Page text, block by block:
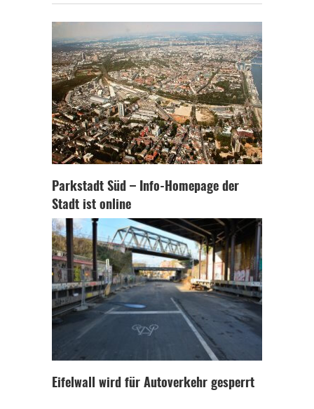
Parkstadt Süd – Info-Homepage der
Stadt ist online
Eifelwall wird für Autoverkehr gesperrt